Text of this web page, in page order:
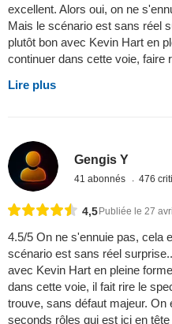
excellent. Alors oui, on ne
Mais le scénario est sans réel
plutôt bon avec Kevin Hart en
continuer dans cette voie, faire
Lire plus
Gengis Y
41 abonnés 476
4,5 Publiée le 27
4.5/5 On ne s'ennuie pas, cela
scénario est sans réel
avec Kevin Hart en pleine
dans cette voie, il fait rire le
trouve, sans défaut majeur. On
seconds rôles qui est ici en